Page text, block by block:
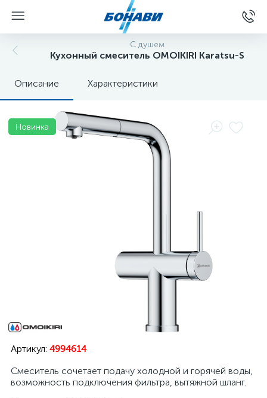
С душем
Кухонный смеситель OMOIKIRI Karatsu-S
Описание Характеристики
Новинка
Артикул: 4994614
Смеситель сочетает подачу холодной и горячей воды,
возможность подключения фильтра, вытяжной шланг.